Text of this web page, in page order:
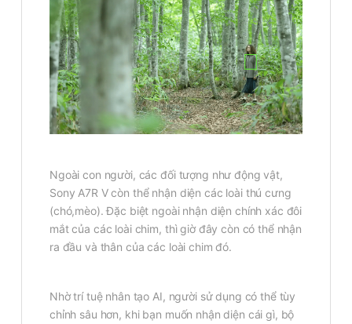
Ngoài con người, các đối tượng như động vật,
Sony A7R V còn thể nhận diện các loài thú cưng
(chó,mèo). Đặc biệt ngoài nhận diện chính xác đôi
mắt của các loài chim, thì giờ đây còn có thể nhận
ra đầu và thân của các loài chim đó.
Nhờ trí tuệ nhân tạo AI, người sử dụng có thể tùy
chỉnh sâu hơn, khi bạn muốn nhận diện cái gì, bộ